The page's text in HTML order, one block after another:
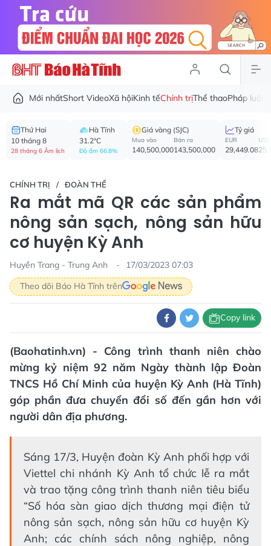
Mới nhấtShort VideoXã hộiKinh tếChính trịThể thaoPháp luật
Thứ Hai
10 tháng 8
28 tháng 6 Âm lịch
Hà Tĩnh
31.2°C
Độ ẩm 66.8%
Giá vàng (SJC)
Mua vào
140,500,000
Bán ra
143,500,000
Tỷ giá
EUR
29,449.08
USD
CHÍNH TRỊ ĐOÀN THỂ
Ra mắt mã QR các sản phẩm
nông sản sạch, nông sản hữu
cơ huyện Kỳ Anh
Huyền Trang - Trung Anh
17/03/2023 07:03
Theo dõi Báo Hà Tĩnh trên
Copy link
(Baohatinh.vn) - Công trình thanh niên chào
mừng kỷ niệm 92 năm Ngày thành lập Đoàn
TNCS Hồ Chí Minh của huyện Kỳ Anh (Hà Tĩnh)
góp phần đưa chuyển đổi số đến gần hơn với
người dân địa phương.
Sáng 17/3, Huyện đoàn Kỳ Anh phối hợp với
Viettel chi nhánh Kỳ Anh tổ chức lễ ra mắt
và trao tặng công trình thanh niên tiêu biểu
“Số hóa sàn giao dịch thương mại điện tử
nông sản sạch, nông sản hữu cơ huyện Kỳ
Anh; các chính sách nông nghiệp, nông